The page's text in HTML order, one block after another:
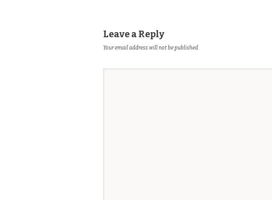
Leave a Reply
Your email address will not be published.